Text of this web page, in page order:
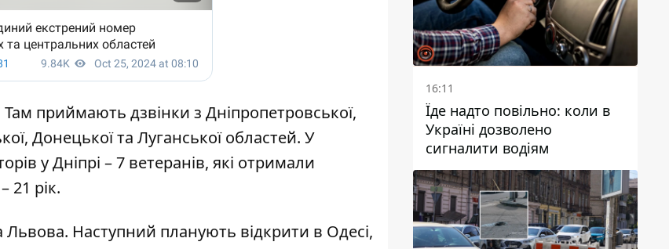
приймають дзвінки з Дніпропетровської,
Донецької та Луганської областей. У
у Дніпрі – 7 ветеранів, які отримали
21 рік.
Львова. Наступний планують відкрити в Одесі,
16:11
Їде надто повільно: коли в
Україні дозволено
сигналити водіям